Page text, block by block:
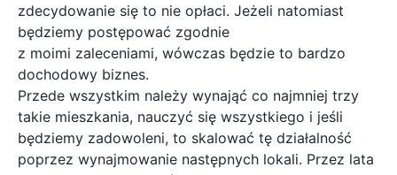
zdecydowanie się to nie opłaci. Jeżeli natomiast
będziemy postępować zgodnie
z moimi zaleceniami, wówczas będzie to bardzo
dochodowy biznes.
Przede wszystkim należy wynająć co najmniej trzy
takie mieszkania, nauczyć się wszystkiego i jeśli
będziemy zadowoleni, to skalować tę działalność
poprzez wynajmowanie następnych lokali. Przez lata